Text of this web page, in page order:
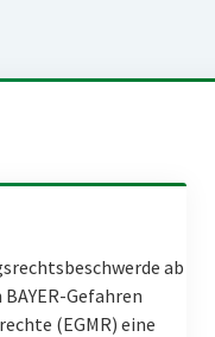
ab
Gefahren
(EGMR) eine